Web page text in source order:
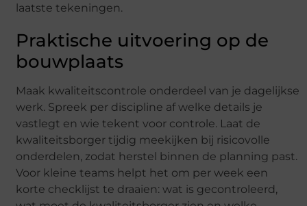
laatste tekeningen.
Praktische uitvoering op de
bouwplaats
Maak kwaliteitscontrole onderdeel van je dagelijkse
werk. Spreek per discipline af welke details je
vastlegt en wie tekent voor controle. Laat de
kwaliteitsborger tijdig meekijken bij risicovolle
onderdelen, zodat herstel binnen de planning past.
Voor kleine teams helpt het om per week een
korte checklijst te draaien: wat is gecontroleerd,